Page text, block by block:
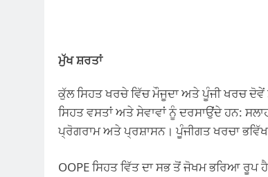
ਮੁੱਖ ਸ਼ਰਤਾਂ
ਕੁੱਲ ਸਿਹਤ ਖਰਚੇ ਵਿੱਚ ਮੌਜੂਦਾ ਅਤੇ ਪੂੰਜੀ ਖਰਚ ਦੋਵੇਂ
ਸਿਹਤ ਵਸਤਾਂ ਅਤੇ ਸੇਵਾਵਾਂ ਨੂੰ ਦਰਸਾਉਂਦੇ ਹਨ:
ਪ੍ਰੋਗਰਾਮ ਅਤੇ ਪ੍ਰਸ਼ਾਸਨ। ਪੂੰਜੀਗਤ ਖਰਚਾ
OOPE ਸਿਹਤ ਵਿੱਤ ਦਾ ਸਭ ਤੋਂ ਜੋਖਮ ਭਰਿਆ ਰੂਪ